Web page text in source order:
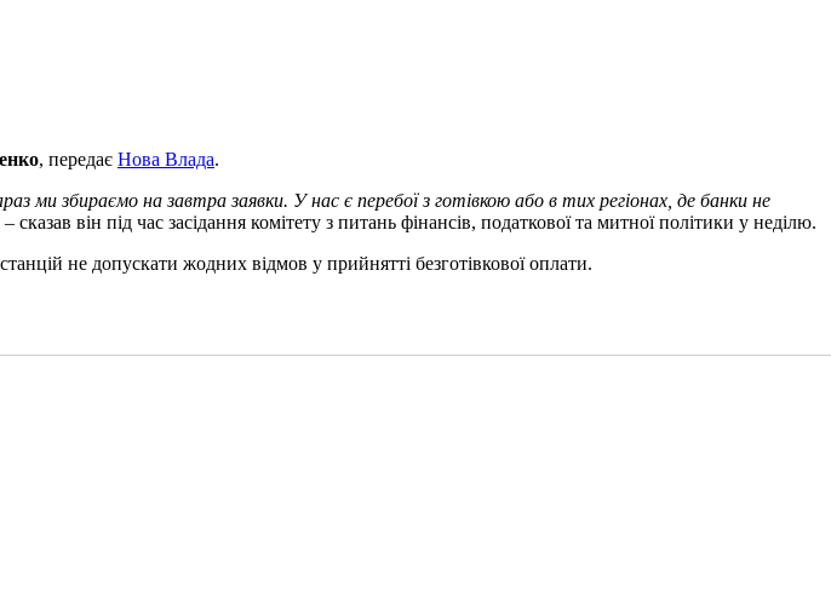
, передає Нова Влада.
ми збираємо на завтра заявки. У нас є перебої з готівкою або в тих регіонах, де банки не
– сказав він під час засідання комітету з питань фінансів, податкової та митної політики у неділю.
не допускати жодних відмов у прийнятті безготівкової оплати.